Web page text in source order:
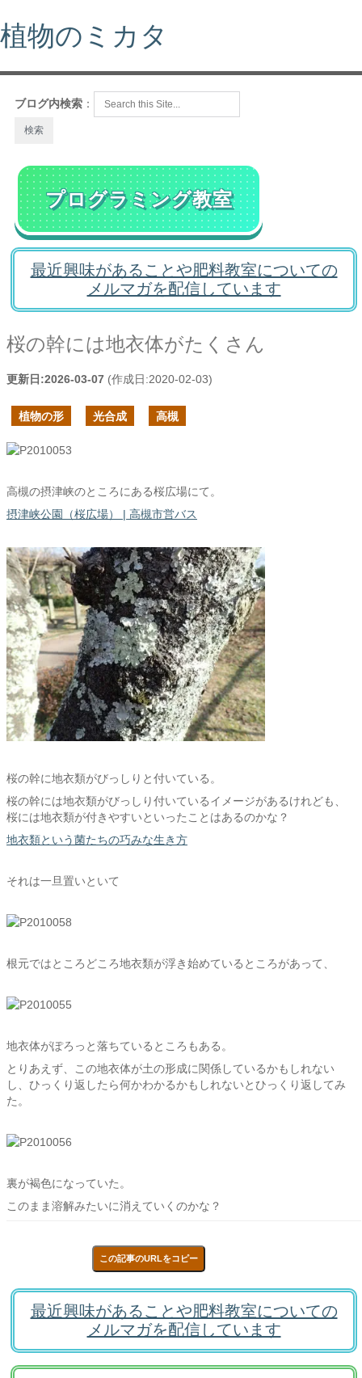
植物のミカタ
ブログ内検索 ：
プログラミング教室
最近興味があることや肥料教室についての
メルマガを配信しています
桜の幹には地衣体がたくさん
更新日:2026-03-07 (作成日:2020-02-03)
植物の形 光合成 高槻
高槻の摂津峡のところにある桜広場にて。
摂津峡公園（桜広場） | 高槻市営バス
桜の幹に地衣類がびっしりと付いている。
桜の幹には地衣類がびっしり付いているイメージがあるけれども、
桜には地衣類が付きやすいといったことはあるのかな？
地衣類という菌たちの巧みな生き方
それは一旦置いといて
根元ではところどころ地衣類が浮き始めているところがあって、
地衣体がぽろっと落ちているところもある。
とりあえず、この地衣体が土の形成に関係しているかもしれない
し、ひっくり返したら何かわかるかもしれないとひっくり返してみ
た。
裏が褐色になっていた。
このまま溶解みたいに消えていくのかな？
この記事のURLをコピー
最近興味があることや肥料教室についての
メルマガを配信しています